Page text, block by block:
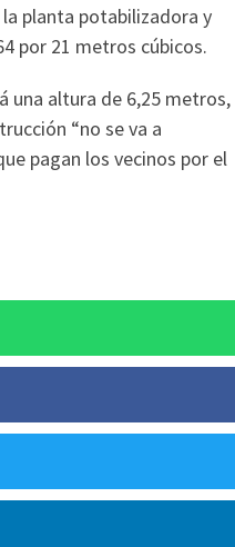
planta potabilizadora y
por 21 metros cúbicos.
una altura de 6,25 metros,
“no se va a
pagan los vecinos por el